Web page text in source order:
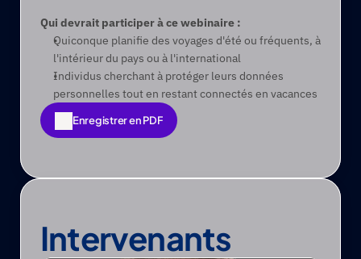
Qui devrait participer à ce webinaire :
Quiconque planifie des voyages d'été ou fréquents, à
l'intérieur du pays ou à l'international
Individus cherchant à protéger leurs données
personnelles tout en restant connectés en vacances
Enregistrer en PDF
Enregistrer en PDF
Intervenants